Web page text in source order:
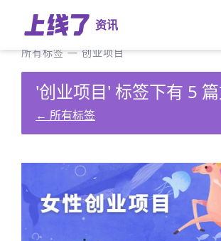
资讯
所有标签—创业项目
'创业项目' 标签下有 5
← 所有标签